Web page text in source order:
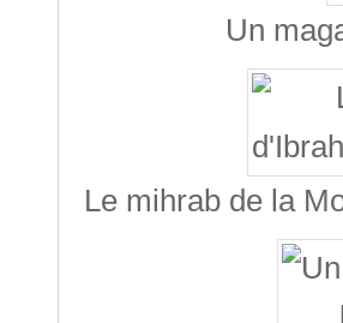
Un
Le mihrab de la